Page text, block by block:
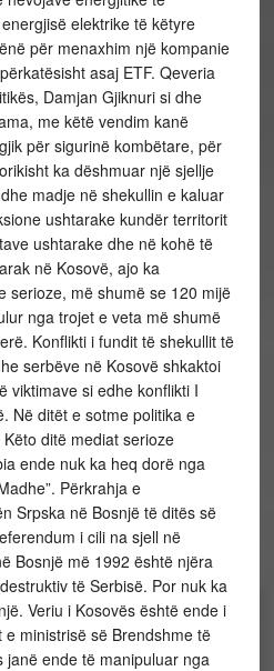
elektrike të këtyre
për menaxhim një kompanie
asaj ETF. Qeveria
Damjan Gjiknuri si dhe
me këtë vendim kanë
për sigurinë kombëtare, për
ka dëshmuar një sjellje
madje në shekullin e kaluar
ushtarake kundër territorit
ushtarake dhe në kohë të
në Kosovë, ajo ka
serioze, më shumë se 120 mijë
nga trojet e veta më shumë
Konflikti i fundit të shekullit të
serbëve në Kosovë shkaktoi
viktimave si edhe konflikti I
Në ditët e sotme politika e
ditë mediat serioze
ende nuk ka heq dorë nga
Përkrahja e
Srpska në Bosnjë të ditës së
i cili na sjell në
Bosnjë më 1992 është njëra
të Serbisë. Por nuk ka
Veriu i Kosovës është ende i
ministrisë së Brendshme të
janë ende të manipuluar nga